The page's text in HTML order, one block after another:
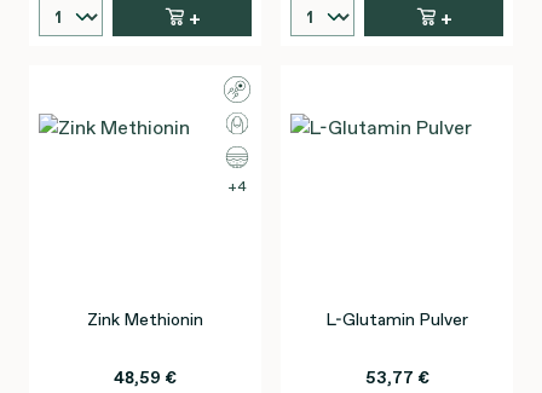
+ +
4
Zink Methionin
48,59 €
L-Glutamin Pulver
53,77 €